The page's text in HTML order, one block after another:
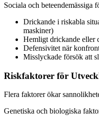
Sociala och beteendemässiga
Drickande i riskabla
maskiner)
Hemligt drickande eller
Defensivitet när
Misslyckade försök att
Riskfaktorer för
Flera faktorer ökar
Genetiska och biologiska